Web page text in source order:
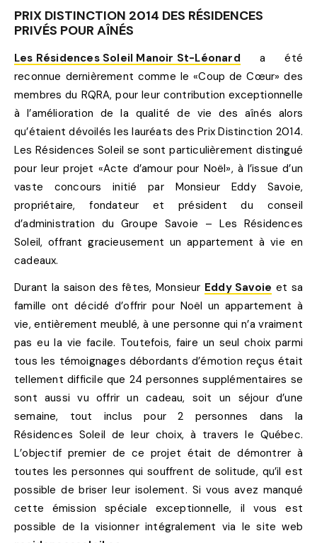
PRIX DISTINCTION 2014 DES RÉSIDENCES
PRIVÉS POUR AÎNÉS
Les Résidences Soleil Manoir St-Léonard a été
reconnue dernièrement comme le «Coup de Cœur» des
membres du RQRA, pour leur contribution exceptionnelle
à l’amélioration de la qualité de vie des aînés alors
qu’étaient dévoilés les lauréats des Prix Distinction 2014.
Les Résidences Soleil se sont particulièrement distingué
pour leur projet «Acte d’amour pour Noël», à l’issue d’un
vaste concours initié par Monsieur Eddy Savoie,
propriétaire, fondateur et président du conseil
d’administration du Groupe Savoie – Les Résidences
Soleil, offrant gracieusement un appartement à vie en
cadeaux.
Durant la saison des fêtes, Monsieur Eddy Savoie et sa
famille ont décidé d’offrir pour Noël un appartement à
vie, entièrement meublé, à une personne qui n’a vraiment
pas eu la vie facile. Toutefois, faire un seul choix parmi
tous les témoignages débordants d’émotion reçus était
tellement difficile que 24 personnes supplémentaires se
sont aussi vu offrir un cadeau, soit un séjour d’une
semaine, tout inclus pour 2 personnes dans la
Résidences Soleil de leur choix, à travers le Québec.
L’objectif premier de ce projet était de démontrer à
toutes les personnes qui souffrent de solitude, qu’il est
possible de briser leur isolement. Si vous avez manqué
cette émission spéciale exceptionnelle, il vous est
possible de la visionner intégralement via le site web